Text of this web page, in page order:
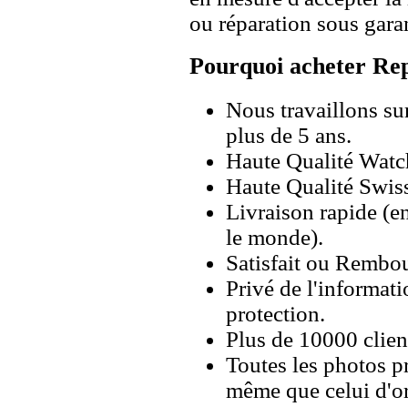
ou réparation sous
Pourquoi acheter
Nous travaillons
plus de 5 ans.
Haute Qualité
Haute Qualité
Livraison rapide
le monde).
Satisfait ou
Privé de
protection.
Plus de 10000
Toutes les photos
même que celui